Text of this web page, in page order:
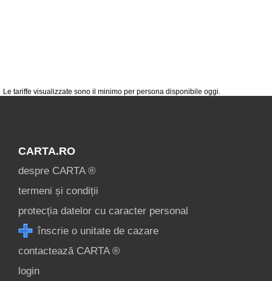
Le tariffe visualizzate sono il minimo per persona disponibile oggi.
login
CARTA.RO
despre CARTA ®
termeni și condiții
protecția datelor cu caracter personal
înscrie o unitate de cazare
contactează CARTA ®
login